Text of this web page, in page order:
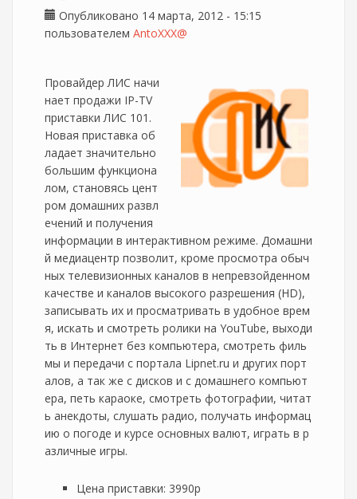
Опубликовано 14 марта, 2012 - 15:15
пользователем AntoXXX@
Провайдер ЛИС начи
нает продажи IP-TV
приставки ЛИС 101.
Новая приставка об
ладает значительно
большим функциона
лом, становясь цент
ром домашних развл
ечений и получения
информации в интерактивном режиме. Домашни
й медиацентр позволит, кроме просмотра обыч
ных телевизионных каналов в непревзойденном
качестве и каналов высокого разрешения (HD),
записывать их и просматривать в удобное врем
я, искать и смотреть ролики на YouTube, выходи
ть в Интернет без компьютера, смотреть филь
мы и передачи с портала Lipnet.ru и других порт
алов, а так же с дисков и с домашнего компьют
ера, петь караоке, смотреть фотографии, читат
ь анекдоты, слушать радио, получать информац
ию о погоде и курсе основных валют, играть в р
азличные игры.
Цена приставки: 3990р